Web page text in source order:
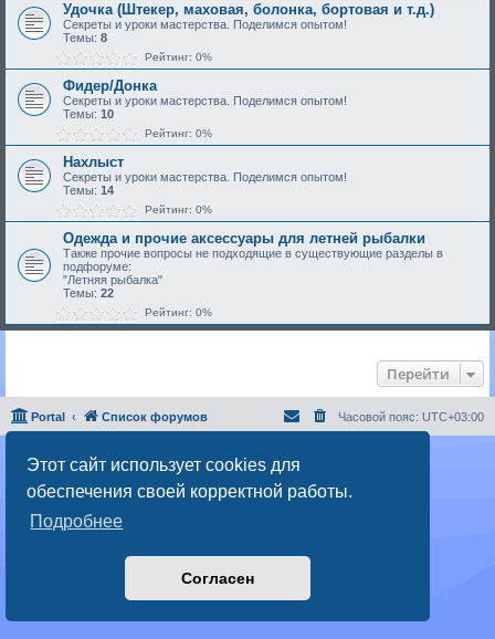
Этот сайт использует cookies для
обеспечения своей корректной работы.
Подробнее
Согласен
Удочка (Штекер, маховая, болонка, бортовая и т.д.)
Секреты и уроки мастерства. Поделимся опытом!
Темы: 8
Рейтинг: 0%
Фидер/Донка
Секреты и уроки мастерства. Поделимся опытом!
Темы: 10
Рейтинг: 0%
Нахлыст
Секреты и уроки мастерства. Поделимся опытом!
Темы: 14
Рейтинг: 0%
Одежда и прочие аксессуары для летней рыбалки
Также прочие вопросы не подходящие в существующие разделы в
подфоруме:
"Летняя рыбалка"
Темы: 22
Рейтинг: 0%
Перейти
Portal Список форумов Часовой пояс: UTC+03:00
Создано на основе
® Forum Software © phpBB Limited
Русская поддержка phpBB
Конфиденциальность| Правила